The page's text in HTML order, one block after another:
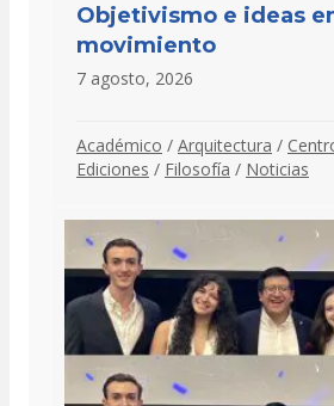
Objetivismo e ideas
movimiento
7 agosto, 2026
Académico / Arquitectura /
Ediciones / Filosofía / Noticias